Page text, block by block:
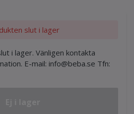
slut i lager
i lager. Vänligen kontakta
E-mail: info@beba.se Tfn: